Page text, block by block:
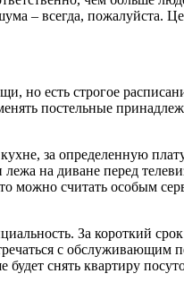
– всегда, пожалуйста.
но есть строгое
постельные
за определенную
на диване перед
можно считать особым
За короткий
с обслуживающим
снять квартиру